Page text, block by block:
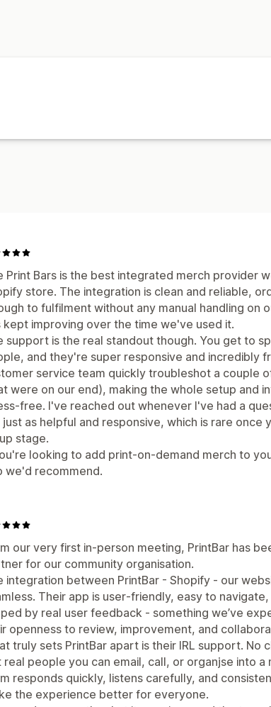
Print Bars is the best integrated merch provider
store. The integration is clean and reliable,
to fulfilment without any manual handling on
kept improving over the time we've used it.
support is the real standout though. You get to
and they're super responsive and incredibly
service team quickly troubleshot a couple
were on our end), making the whole setup and
free. I've reached out whenever I've had a
just as helpful and responsive, which is rare once
stage.
looking to add print-on-demand merch to
we'd recommend.
our very first in‑person meeting, PrintBar has
for our community organisation.
integration between PrintBar - Shopify - our
Their app is user‑friendly, easy to
by real user feedback - something we’ve
openness to review, improvement, and
truly sets PrintBar apart is their IRL support. No
real people you can email, call, or organjse into a
responds quickly, listens carefully, and
the experience better for everyone.